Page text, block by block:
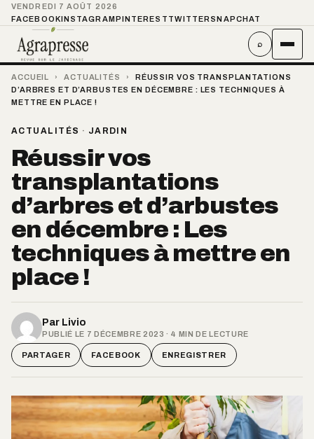
VENDREDI 7 AOÛT 2026
FACEBOOKINSTAGRAMPINTEREST TWITTER SNAPCHAT
⌕
ACCUEIL › ACTUALITÉS ›
RÉUSSIR VOS TRANSPLANTATIONS
D’ARBRES ET D’ARBUSTES EN DÉCEMBRE : LES TECHNIQUES À
METTRE EN PLACE !
ACTUALITÉS · JARDIN
Réussir vos
transplantations
d’arbres et d’arbustes
en décembre : Les
techniques à mettre en
place !
Par Livio
PUBLIÉ LE 7 DÉCEMBRE 2023 · 4 MIN DE LECTURE
PARTAGER FACEBOOK ENREGISTRER